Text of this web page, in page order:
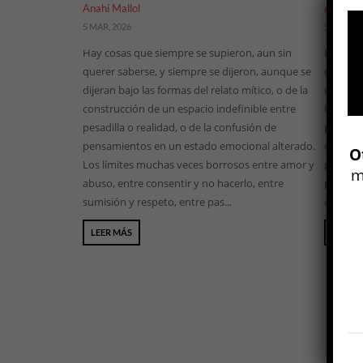
Anahí Mallol
5 MAR, 2026
Hay cosas que siempre se supieron, aun sin
querer saberse, y siempre se dijeron, aunque se
dijeran bajo las formas del relato mítico, o de la
construcción de un espacio indefinible entre
pesadilla o realidad, o de la confusión de
pensamientos en un estado emocional alterado.
Los límites muchas veces borrosos entre amor y
abuso, entre consentir y no hacerlo, entre
sumisión y respeto, entre pas...
LEER MÁS
Antonio
un
lo que
otras